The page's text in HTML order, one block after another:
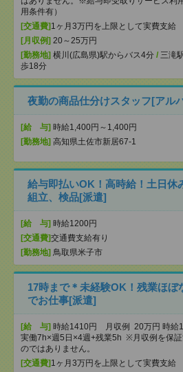
用条件有）
[交通費] 1ヶ月3万円を上限として実費支給
[月収例] 20～25万円
[勤務地] 横川(広島県)駅からバス4分 / 三滝
歩18分
夜勤の商品仕分けスタッフ[アル
[給 与] 時給1,400円～1,400円
[勤務地] 高知県土佐市新居67-1
給与即払いOK！高時給！土日休
組立、検品[派遣]
[給 与] 時給1200円
[交通費]交通費支給有り
[勤務地] 鳥取県米子市
17時まで＊未経験OK！残業ほ
でお仕事[派遣]
[給 与] 時給1410円 月収例 20万円 時給
実働7h×週5日×4週+残業5h ※月収例を保証
のではありません。
[交通費] 1ヶ月3万円を上限として実費支給